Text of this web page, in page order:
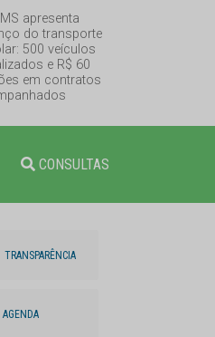
apresenta
do transporte
500 veículos
e R$ 60
em contratos
CONSULTAS
TRANSPARÊNCIA
AGENDA